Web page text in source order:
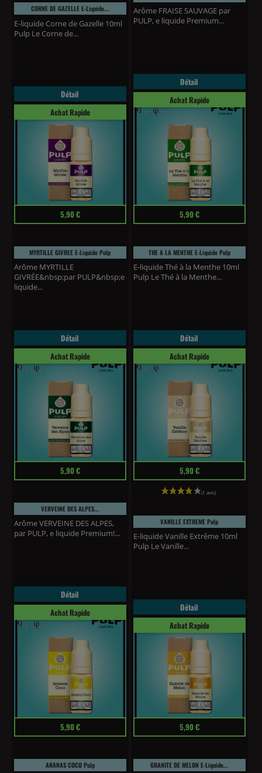
CORNE DE GAZELLE E-Liquide...
E-liquide Corne de Gazelle 10ml
Pulp Le Corne de...
Détail
Achat Rapide
Arôme FRAISE SAUVAGE par
PULP, e liquide Premium...
Détail
Achat Rapide
Prix 5,90 €
MYRTILLE GIVREE E-Liquide Pulp
Arôme MYRTILLE
GIVRÉE&nbsp;par PULP&nbsp;e
liquide...
Détail
Achat Rapide
Prix 5,90 €
THE A LA MENTHE E-Liquide Pulp
E-liquide Thé à la Menthe 10ml
Pulp Le Thé à la Menthe...
Détail
Achat Rapide
Prix 5,90 €
VERVEINE DES ALPES...
Arôme VERVEINE DES ALPES,
par PULP, e liquide Premium!...
Détail
Achat Rapide
Prix 5,90 €
VANILLE EXTREME Pulp
E-liquide Vanille Extrême 10ml
Pulp Le Vanille...
Détail
Achat Rapide
Prix 5,90 €
ANANAS COCO Pulp
Prix 5,90 €
GRANITE DE MELON E-Liquide...